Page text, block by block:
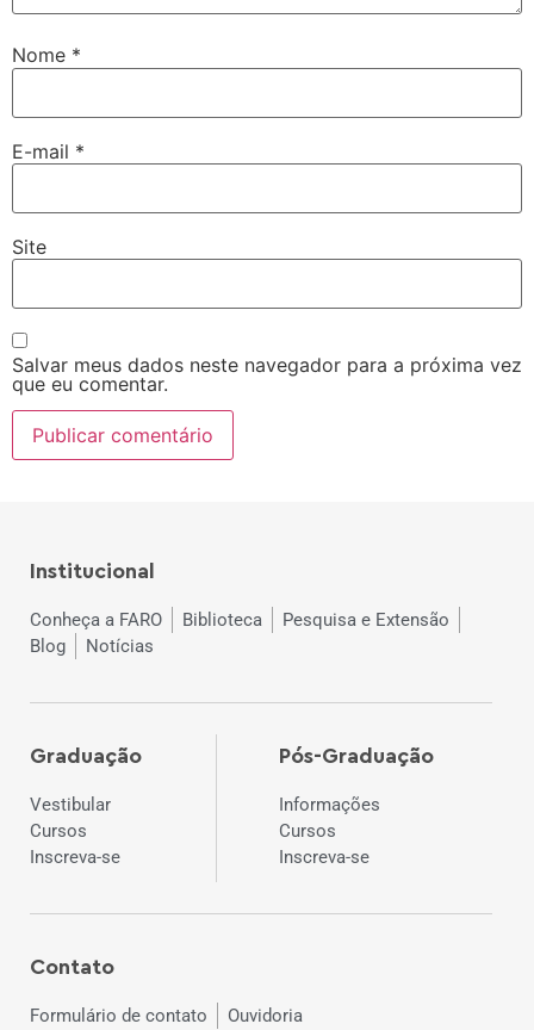
Nome *
E-mail *
Site
Salvar meus dados neste navegador para a próxima vez
que eu comentar.
Institucional
Conheça a FARO Biblioteca
Pesquisa e Extensão
Blog
Notícias
Graduação
Vestibular
Cursos
Inscreva-se
Pós-Graduação
Informações
Cursos
Inscreva-se
Contato
Formulário de contato Ouvidoria